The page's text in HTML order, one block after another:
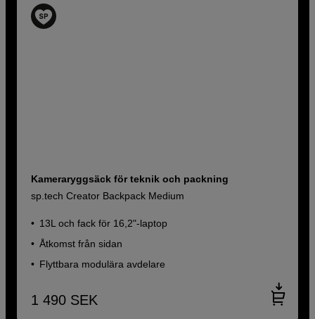
Kameraryggsäck för teknik och packning
sp.tech Creator Backpack Medium
13L och fack för 16,2"-laptop
Åtkomst från sidan
Flyttbara modulära avdelare
1 490 SEK